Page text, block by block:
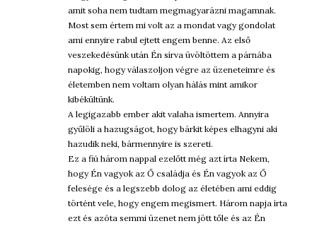
amit soha nem tudtam megmagyarázni magamnak.
Most sem értem mi volt az a mondat vagy gondolat
ami ennyire rabul ejtett engem benne. Az első
veszekedésünk után Én sírva üvöltöttem a párnába
napokig, hogy válaszoljon végre az üzeneteimre és
életemben nem voltam olyan hálás mint amikor
kibékültünk.
A legigazabb ember akit valaha ismertem. Annyira
gyűlöli a hazugságot, hogy bárkit képes elhagyni aki
hazudik neki, bármennyire is szereti.
Ez a fiú három nappal ezelőtt még azt írta Nekem,
hogy Én vagyok az Ő családja és Én vagyok az Ő
felesége és a legszebb dolog az életében ami eddig
történt vele, hogy engem megismert. Három napja írta
ezt és azóta semmi üzenet nem jött tőle és az Én